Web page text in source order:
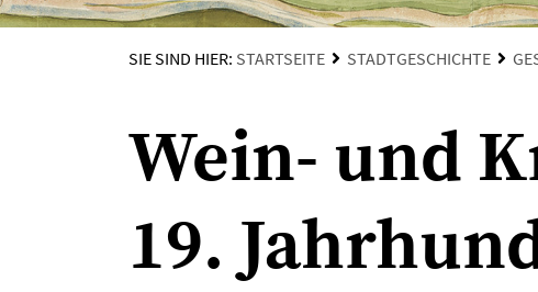
SIE SIND HIER: STARTSEITE STADTGESCHICHTE
Wein- und
19.